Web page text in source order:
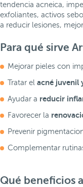
tendencia acneica,
exfoliantes, activos
a reducir lesiones,
Para qué sirve
Mejorar pieles con
Tratar el acné juvenil
Ayudar a reducir
Favorecer la
Prevenir
Complementar
Qué beneficios